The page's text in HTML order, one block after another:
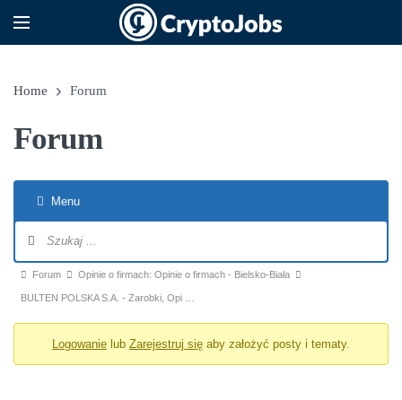
Home Forum
Forum
Menu
Ścieżka forum - jesteś tutaj:
Forum Opinie o firmach: Opinie o firmach - Bielsko-Biała
BULTEN POLSKA S.A. - Zarobki, Opi …
Logowanie lub Zarejestruj się aby założyć posty i tematy.